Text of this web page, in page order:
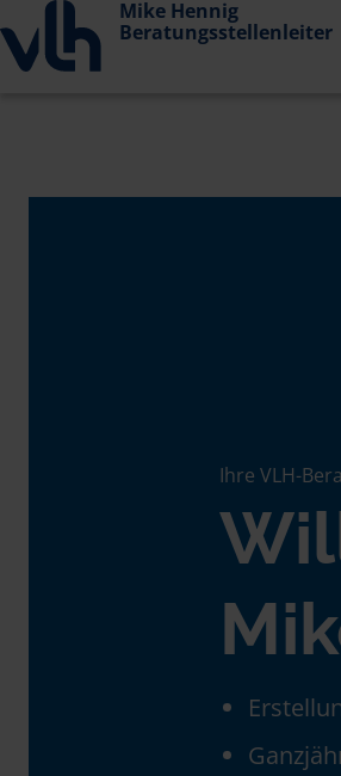
Mike Hennig
Beratungsstellenleiter
Ihre VLH-